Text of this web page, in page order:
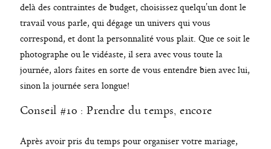
delà des contraintes de budget, choisissez quelqu’un dont le
travail vous parle, qui dégage un univers qui vous
correspond, et dont la personnalité vous plait. Que ce soit le
photographe ou le vidéaste, il sera avec vous toute la
journée, alors faites en sorte de vous entendre bien avec lui,
sinon la journée sera longue!
Conseil #10 : Prendre du temps, encore
Après avoir pris du temps pour organiser votre mariage,